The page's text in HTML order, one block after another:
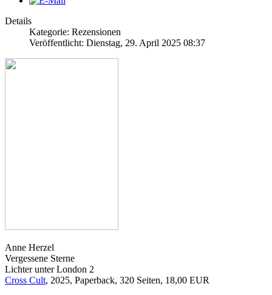
Details
Kategorie: Rezensionen
Veröffentlicht: Dienstag, 29. April 2025 08:37
Anne Herzel
Vergessene Sterne
Lichter unter London 2
Cross Cult, 2025, Paperback, 320 Seiten, 18,00 EUR